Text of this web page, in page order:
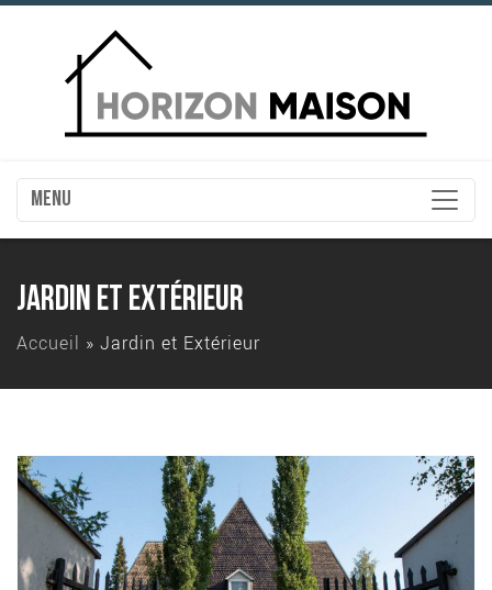
MENU
JARDIN ET EXTÉRIEUR
Accueil » Jardin et Extérieur